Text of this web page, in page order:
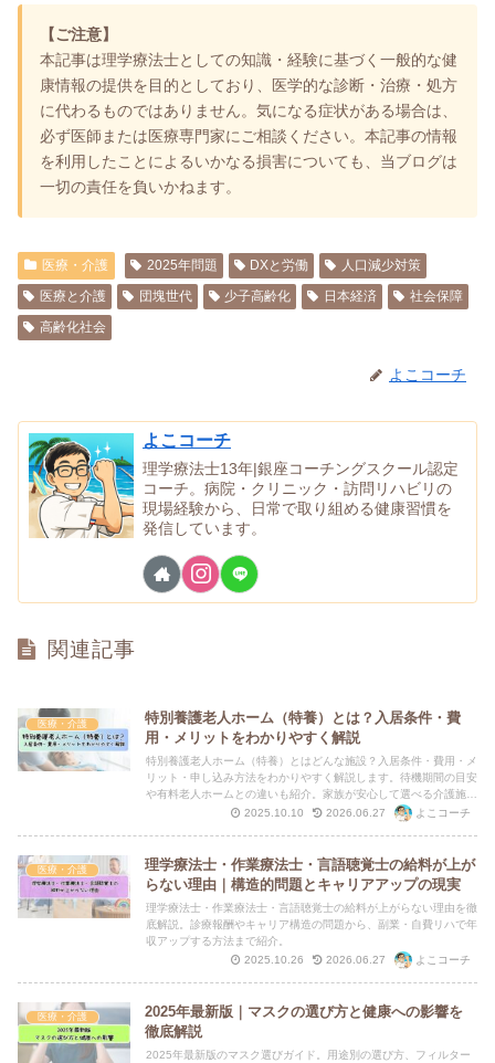
【ご注意】
本記事は理学療法士としての知識・経験に基づく一般的な健
康情報の提供を目的としており、医学的な診断・治療・処方
に代わるものではありません。気になる症状がある場合は、
必ず医師または医療専門家にご相談ください。本記事の情報
を利用したことによるいかなる損害についても、当ブログは
一切の責任を負いかねます。
医療・介護 2025年問題 DXと労働
人口減少対策
医療と介護
団塊世代 少子高齢化 日本経済
社会保障
高齢化社会
よこコーチ
よこコーチ
理学療法士13年|銀座コーチングスクール認定
コーチ。病院・クリニック・訪問リハビリの
現場経験から、日常で取り組める健康習慣を
発信しています。
関連記事
医療・介護
特別養護老人ホーム（特養）とは？入居条件・費
用・メリットをわかりやすく解説
特別養護老人ホーム（特養）とはどんな施設？入居条件・費用・メ
リット・申し込み方法をわかりやすく解説します。待機期間の目安
や有料老人ホームとの違いも紹介。家族が安心して選べる介護施設
を見つけましょう。2025.10.10 2026.06.27 よこコーチ
医療・介護
理学療法士・作業療法士・言語聴覚士の給料が上が
らない理由｜構造的問題とキャリアアップの現実
理学療法士・作業療法士・言語聴覚士の給料が上がらない理由を徹
底解説。診療報酬やキャリア構造の問題から、副業・自費リハで年
収アップする方法まで紹介。
2025.10.26
2026.06.27 よこコーチ
医療・介護
2025年最新版｜マスクの選び方と健康への影響を
徹底解説
2025年最新版のマスク選びガイド。用途別の選び方、フィルター